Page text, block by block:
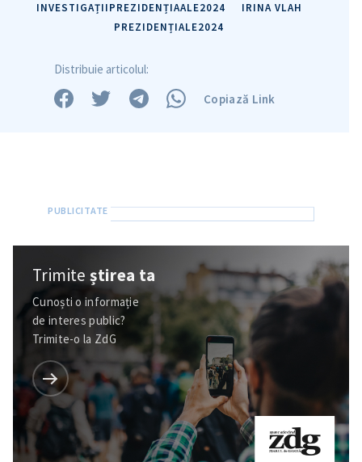
INVESTIGAȚIIPREZIDENȚIAALE2024
IRINA VLAH
PREZIDENȚIALE2024
Distribuie articolul:
Copiază Link
Trimiteștirea ta
Cunoști o informație
de interes public?
Trimite-o la ZdG